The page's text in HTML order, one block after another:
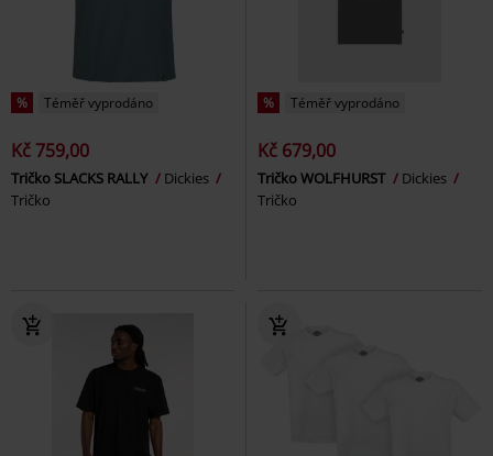
% Téměř vyprodáno
Kč 759,00
Tričko SLACKS RALLY
Dickies
Tričko
% Téměř vyprodáno
Kč 679,00
Tričko WOLFHURST
Dickies
Tričko